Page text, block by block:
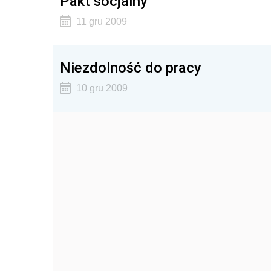
11 gru 2009
Niezdolność do pracy
10 gru 2009